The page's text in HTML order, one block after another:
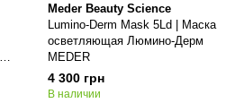
Meder Beauty Science
Lumino-Derm Mask 5Ld | Маска
осветляющая Люмино-Дерм
MEDER
4 300 грн
В наличии